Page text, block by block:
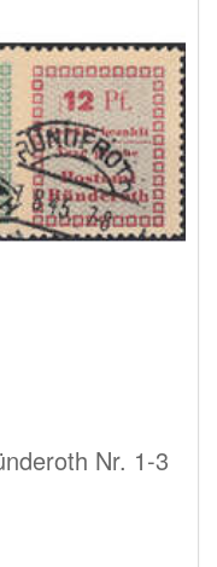
Nr. 1-3